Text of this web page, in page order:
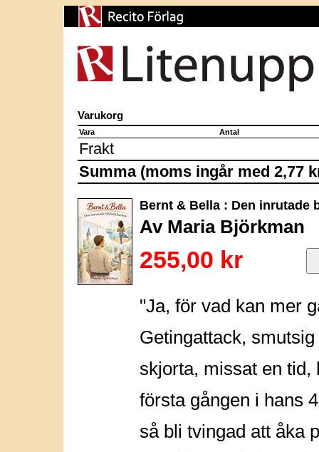
Varukorg
Vara Antal
Frakt
Summa (moms ingår med 2,77
Bernt & Bella : Den inrutade
Av Maria Björkman
255,00 kr
"Ja, för vad kan mer
Getingattack,
skjorta, missat en tid,
första gången i hans
så bli tvingad att åka